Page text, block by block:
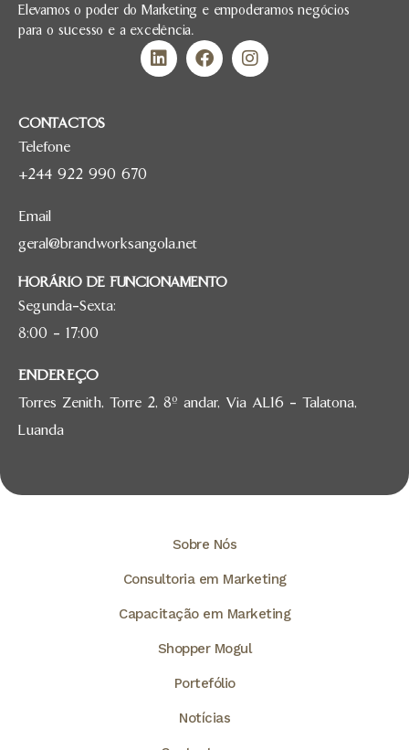
Elevamos o poder do Marketing e empoderamos negócios
para o sucesso e a excelência.
CONTACTOS
Telefone
+244 922 990 670
Email
geral@brandworksangola.net
HORÁRIO DE FUNCIONAMENTO
Segunda-Sexta:
8:00 – 17:00
ENDEREÇO
Torres Zenith, Torre 2, 8º andar, Via AL16 – Talatona,
Luanda
Sobre Nós
Consultoria em Marketing
Capacitação em Marketing
Shopper Mogul
Portefólio
Notícias